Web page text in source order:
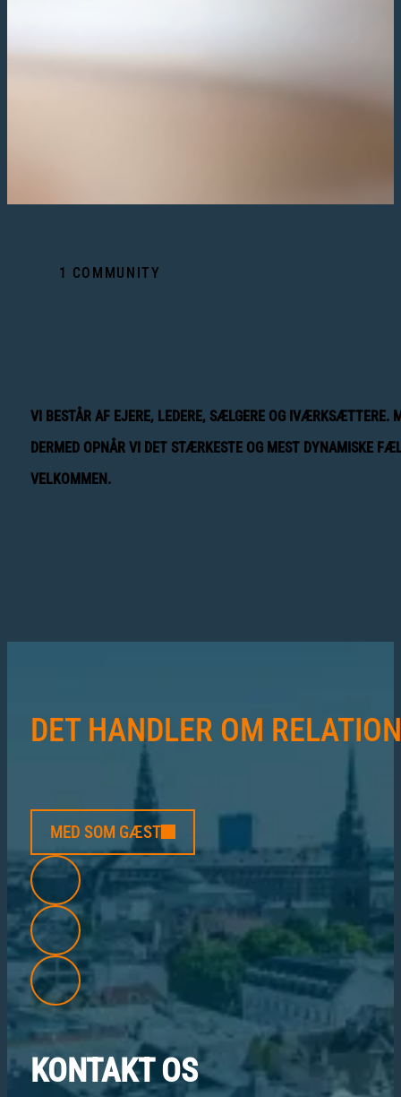
1 COMMUNITY
VI BESTÅR AF EJERE, LEDERE, SÆLGERE OG IVÆRKSÆTTERE.
DERMED OPNÅR VI DET STÆRKESTE OG MEST DYNAMISKE
VELKOMMEN.
DET HANDLER OM
MED SOM GÆST
KONTAKT OS